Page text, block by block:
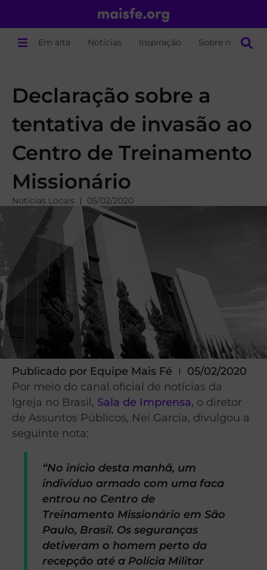
Em alta Notícias Inspiração Sobre nós
Declaração sobre a
tentativa de invasão ao
Centro de Treinamento
Missionário
Notícias Locais 05/02/2020
Publicado por Equipe Mais Fé
05/02/2020
Por meio do canal oficial de notícias da
Igreja no Brasil, Sala de Imprensa, o diretor
de Assuntos Públicos, Nei Garcia, divulgou a
seguinte nota:
“No início desta manhã, um
indivíduo armado com uma faca
entrou no Centro de
Treinamento Missionário em São
Paulo, Brasil. Os seguranças
detiveram o homem perto da
recepção até a Polícia Militar